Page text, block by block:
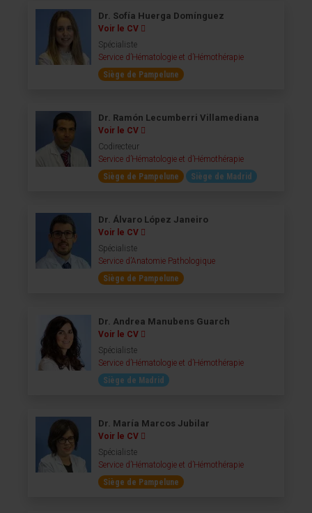
Dr. Sofía Huerga Domínguez
Voir le CV
Spécialiste
Service d’Hématologie et d’Hémothérapie
Siège de Pampelune
Dr. Ramón Lecumberri Villamediana
Voir le CV
Codirecteur
Service d’Hématologie et d’Hémothérapie
Siège de Pampelune
Siège de Madrid
Dr. Álvaro López Janeiro
Voir le CV
Spécialiste
Service d’Anatomie Pathologique
Siège de Pampelune
Dr. Andrea Manubens Guarch
Voir le CV
Spécialiste
Service d’Hématologie et d’Hémothérapie
Siège de Madrid
Dr. María Marcos Jubilar
Voir le CV
Spécialiste
Service d’Hématologie et d’Hémothérapie
Siège de Pampelune